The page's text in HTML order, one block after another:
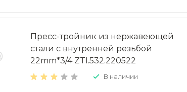
Пресс-тройник из нержавеющей
стали с внутренней резьбой
22mm*3/4 ZTI.532.220522
В наличии